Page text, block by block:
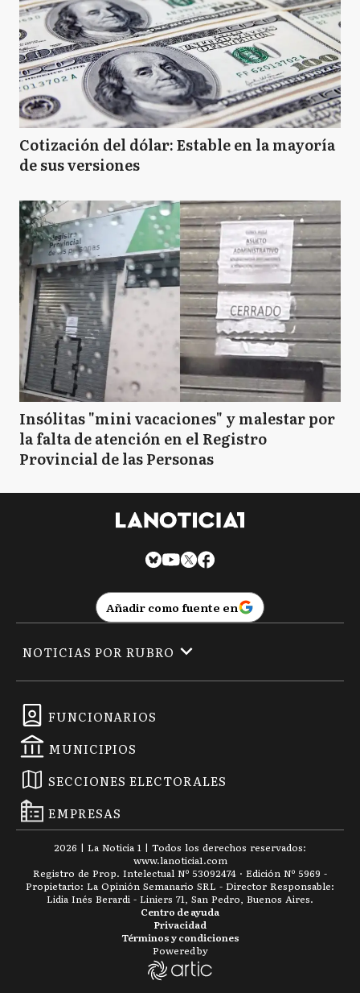
Cotización del dólar: Estable en la mayoría
de sus versiones
Insólitas "mini vacaciones" y malestar por
la falta de atención en el Registro
Provincial de las Personas
Añadir como fuente en
FUNCIONARIOS
MUNICIPIOS
SECCIONES ELECTORALES
EMPRESAS
NOTICIAS POR RUBRO
2026 | La Noticia 1 | Todos los derechos reservados:
www.lanoticia1.com
Registro de Prop. Intelectual Nº 53092474 · Edición Nº 5969 -
Propietario: La Opinión Semanario SRL - Director Responsable:
Lidia Inés Berardi - Liniers 71, San Pedro, Buenos Aires.
Términos y condiciones
Privacidad
Centro de ayuda
Powered by